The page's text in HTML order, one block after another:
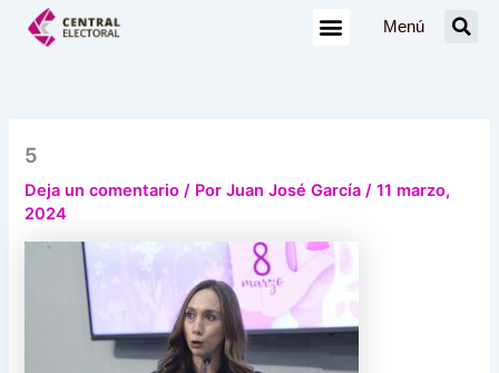
Menú
5
Deja un comentario / PorJuan José García/11 marzo,
2024